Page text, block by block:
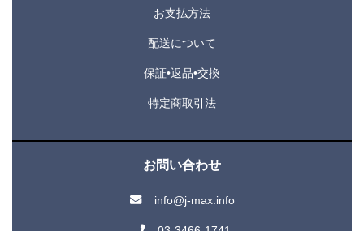
お支払方法
配送について
保証•返品•交換
特定商取引法
お問い合わせ
info@j-max.info